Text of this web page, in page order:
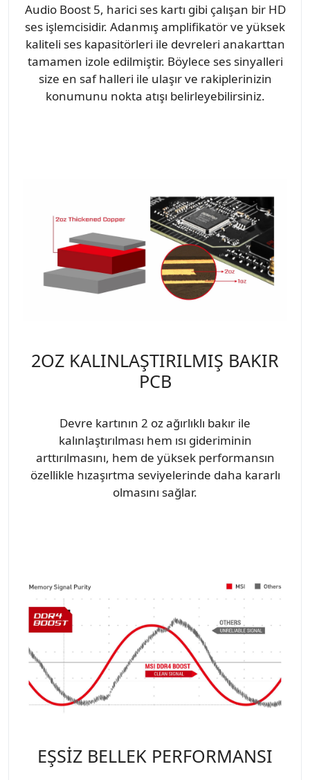
Audio Boost 5, harici ses kartı gibi çalışan bir HD
ses işlemcisidir. Adanmış amplifikatör ve yüksek
kaliteli ses kapasitörleri ile devreleri anakarttan
tamamen izole edilmiştir. Böylece ses sinyalleri
size en saf halleri ile ulaşır ve rakiplerinizin
konumunu nokta atışı belirleyebilirsiniz.
2OZ KALINLAŞTIRILMIŞ BAKIR
PCB
Devre kartının 2 oz ağırlıklı bakır ile
kalınlaştırılması hem ısı gideriminin
arttırılmasını, hem de yüksek performansın
özellikle hızaşırtma seviyelerinde daha kararlı
olmasını sağlar.
EŞSİZ BELLEK PERFORMANSI